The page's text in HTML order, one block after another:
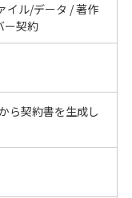
イル/データ / 著作
ー契約
ら契約書を生成し